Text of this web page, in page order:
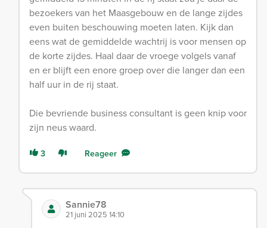
bezoekers van het Maasgebouw en de lange zijdes
even buiten beschouwing moeten laten. Kijk dan
eens wat de gemiddelde wachtrij is voor mensen op
de korte zijdes. Haal daar de vroege volgels vanaf
en er blijft een enore groep over die langer dan een
half uur in de rij staat.
Die bevriende business consultant is geen knip voor
zijn neus waard.
3 Reageer
Sannie78
21 juni 2025 14:10